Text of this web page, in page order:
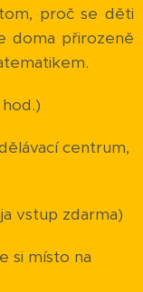
proč se děti
doma přirozeně
hod.)
centrum,
vstup zdarma)
si místo na